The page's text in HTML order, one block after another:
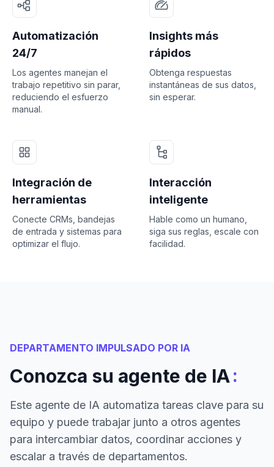
Automatización
24/7
Los agentes manejan el
trabajo repetitivo sin parar,
reduciendo el esfuerzo
manual.
Insights más
rápidos
Obtenga respuestas
instantáneas de sus datos,
sin esperar.
Integración de
herramientas
Conecte CRMs, bandejas
de entrada y sistemas para
optimizar el flujo.
Interacción
inteligente
Hable como un humano,
siga sus reglas, escale con
facilidad.
DEPARTAMENTO IMPULSADO POR IA
Conozca su agente de IA:
Este agente de IA automatiza tareas clave para su
equipo y puede trabajar junto a otros agentes
para intercambiar datos, coordinar acciones y
escalar a través de departamentos.